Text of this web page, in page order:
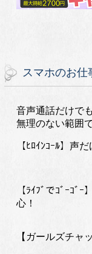
スマホのお仕
音声通話だけで
無理のない範囲
【ﾋﾛｲﾝｺｰﾙ】声
【ﾗｲﾌﾞでｺﾞｰｺﾞ
心！
【ガールズチャ